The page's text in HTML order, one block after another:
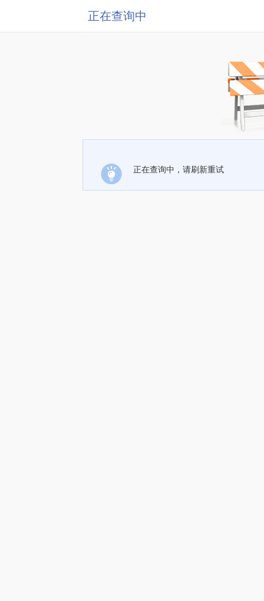
正在查询中
正在查询中，请刷新重试